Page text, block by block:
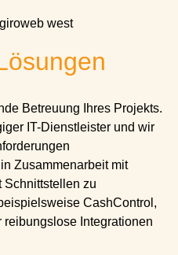
Betreuung Ihres Projekts.
IT-Dienstleister und wir
Zusammenarbeit mit
Schnittstellen zu
CashControl,
Integrationen